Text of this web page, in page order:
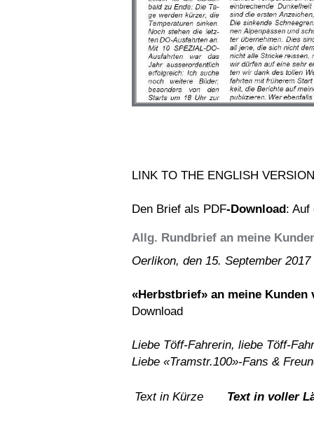
LINK TO THE ENGLISH
Den Brief als PDF-Download: Auf
Allg. Rundbrief an meine
Oerlikon, den 15. September 2017
«Herbstbrief» an meine Kunden
Download
Liebe Töff-Fahrerin, liebe Töff-
Liebe «Tramstr.100»-Fans &
Text in Kürze Text in voller